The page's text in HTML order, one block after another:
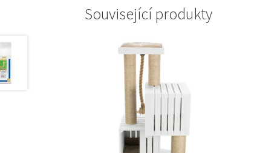
Související produkty